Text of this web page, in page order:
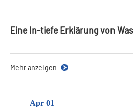
Eine In-tiefe Erklärung von
Mehr anzeigen
Apr 01